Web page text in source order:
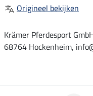
Origineel bekijken
Krämer Pferdesport
68764 Hockenheim,